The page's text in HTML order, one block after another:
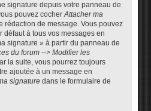
signature depuis votre panneau de
pouvez cocherAttacher ma
rédaction de message. Vous pouvez
défaut à tous vos messages en
signature » à partir du panneau de
du forum --> Modifier les
la suite, vous pourrez toujours
ajoutée à un message en
signature dans le formulaire de